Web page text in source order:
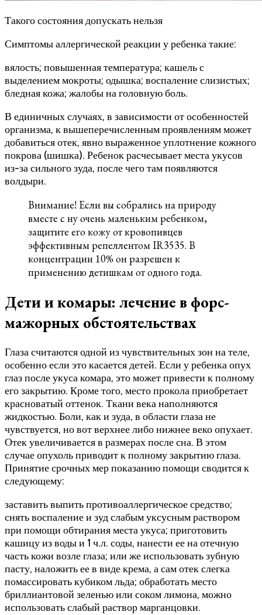
Такого состояния допускать нельзя
Симптомы аллергической реакции у ребенка такие:
вялость; повышенная температура; кашель с
выделением мокроты; одышка; воспаление слизистых;
бледная кожа; жалобы на головную боль.
В единичных случаях, в зависимости от особенностей
организма, к вышеперечисленным проявлениям может
добавиться отек, явно выраженное уплотнение кожного
покрова (шишка). Ребенок расчесывает места укусов
из-за сильного зуда, после чего там появляются
волдыри.
Внимание! Если вы собрались на природу
вместе с ну очень маленьким ребенком,
защитите его кожу от кровопивцев
эффективным репеллентом IR3535. В
концентрации 10% он разрешен к
применению детишкам от одного года.
Дети и комары: лечение в форс-
мажорных обстоятельствах
Глаза считаются одной из чувствительных зон на теле,
особенно если это касается детей. Если у ребенка опух
глаз после укуса комара, это может привести к полному
его закрытию. Кроме того, место прокола приобретает
красноватый оттенок. Ткани века наполняются
жидкостью. Боли, как и зуда, в области глаза не
чувствуется, но вот верхнее либо нижнее веко опухает.
Отек увеличивается в размерах после сна. В этом
случае опухоль приводит к полному закрытию глаза.
Принятие срочных мер показанию помощи сводится к
следующему:
заставить выпить противоаллергическое средство;
снять воспаление и зуд слабым уксусным раствором
при помощи обтирания места укуса; приготовить
кашицу из воды и 1 ч.л. соды, нанести ее на отечную
часть кожи возле глаза; или же использовать зубную
пасту, наложить ее в виде крема, а сам отек слегка
помассировать кубиком льда; обработать место
бриллиантовой зеленью или соком лимона, можно
использовать слабый раствор марганцовки.